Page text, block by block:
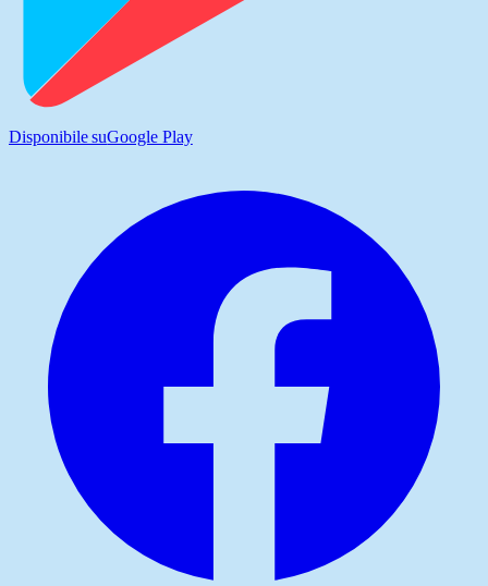
Disponibile suGoogle Play